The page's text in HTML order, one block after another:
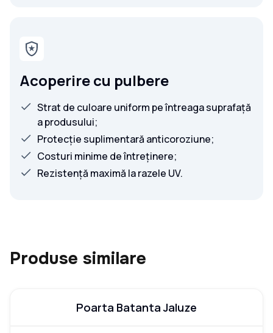
Acoperire cu pulbere
Strat de culoare uniform pe întreaga suprafață
a produsului;
Protecție suplimentară anticoroziune;
Costuri minime de întreținere;
Rezistență maximă la razele UV.
Produse similare
Poarta Batanta Jaluze